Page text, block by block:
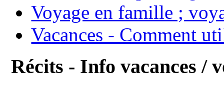
Voyage en famille ;
Vacances - Comment
Récits - Info vacances /